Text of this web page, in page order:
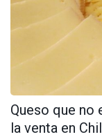
Queso que no
la venta en